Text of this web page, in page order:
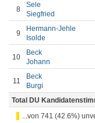
8
Sele
Siegfried
9
Hermann-Jehle
Isolde
10
Beck
Johann
11
Beck
Burgi
Total DU
...von 741 (42.6%)